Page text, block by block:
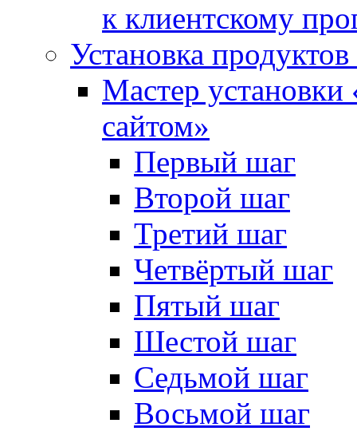
к клиентскому
Установка
Мастер
сайтом»
Первый шаг
Второй шаг
Третий шаг
Четвёртый шаг
Пятый шаг
Шестой шаг
Седьмой шаг
Восьмой шаг